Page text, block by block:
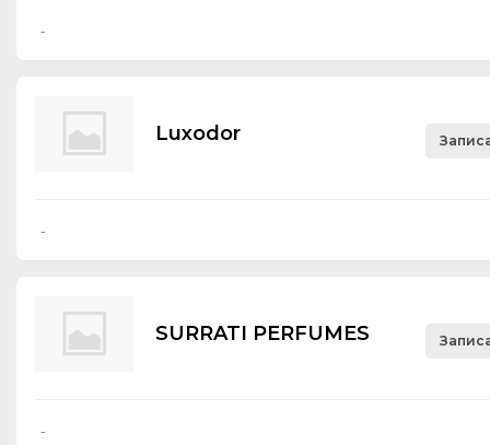
-
Luхоdоr
-
SURRATI PERFUMES
-